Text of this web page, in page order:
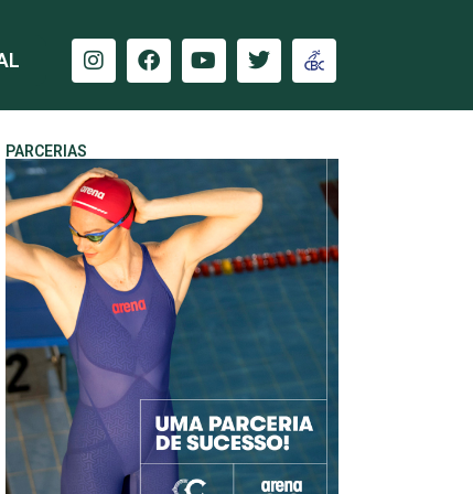
PARCERIAS